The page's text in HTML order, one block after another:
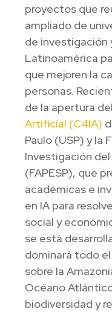
proyectos que
ampliado de
de investigación
Latinoamérica
que mejoren la
personas.
de la apertura del
Artificial (C4IA)
Paulo (USP) y la
Investigación
(FAPESP), que
académicas e
en IA para
social y
se está
dominará todo
sobre la
Océano
biodiversidad y